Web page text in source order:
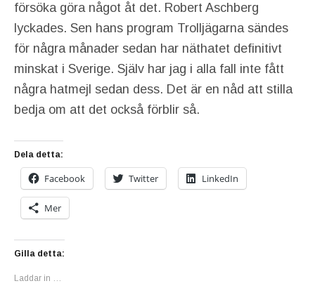
försöka göra något åt det. Robert Aschberg
lyckades. Sen hans program Trolljägarna sändes
för några månader sedan har näthatet definitivt
minskat i Sverige. Själv har jag i alla fall inte fått
några hatmejl sedan dess. Det är en nåd att stilla
bedja om att det också förblir så.
Dela detta:
Facebook Twitter LinkedIn
Mer
Gilla detta:
Laddar in …